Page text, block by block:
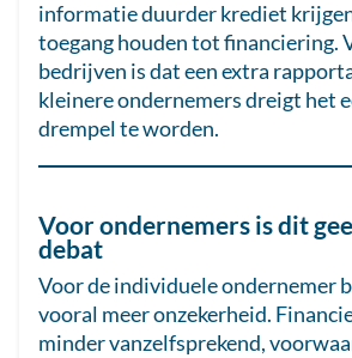
informatie duurder krediet
toegang houden tot financiering.
bedrijven is dat een extra
kleinere ondernemers dreigt het
drempel te worden.
Voor ondernemers is dit
debat
Voor de individuele ondernemer
vooral meer onzekerheid.
minder vanzelfsprekend,